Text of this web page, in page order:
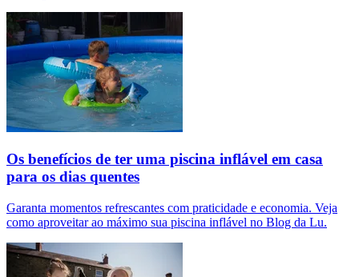
Os benefícios de ter uma piscina inflável em casa
para os dias quentes
Garanta momentos refrescantes com praticidade e economia. Veja
como aproveitar ao máximo sua piscina inflável no Blog da Lu.